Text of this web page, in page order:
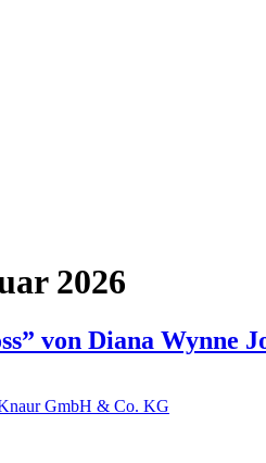
2026
von Diana Wynne
GmbH & Co. KG